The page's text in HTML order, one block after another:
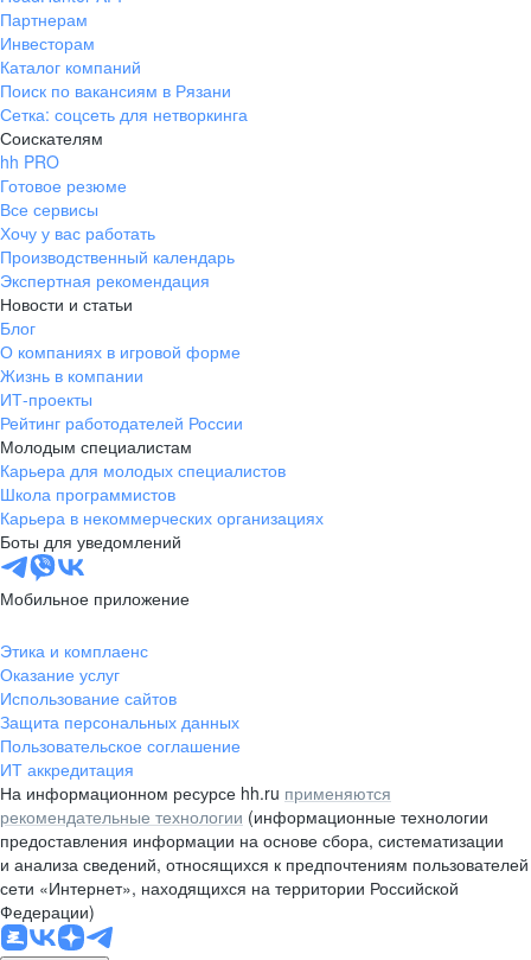
Партнерам
Инвесторам
Каталог компаний
Поиск по вакансиям в Рязани
Сетка: соцсеть для нетворкинга
Соискателям
hh PRO
Готовое резюме
Все сервисы
Хочу у вас работать
Производственный календарь
Экспертная рекомендация
Новости и статьи
Блог
О компаниях в игровой форме
Жизнь в компании
ИТ-проекты
Рейтинг работодателей России
Молодым специалистам
Карьера для молодых специалистов
Школа программистов
Карьера в некоммерческих организациях
Боты для уведомлений
Мобильное приложение
Этика и комплаенс
Оказание услуг
Использование сайтов
Защита персональных данных
Пользовательское соглашение
ИТ аккредитация
На информационном ресурсе hh.ru применяются
рекомендательные технологии (информационные технологии
предоставления информации на основе сбора, систематизации
и анализа сведений, относящихся к предпочтениям пользователей
сети «Интернет», находящихся на территории Российской
Федерации)